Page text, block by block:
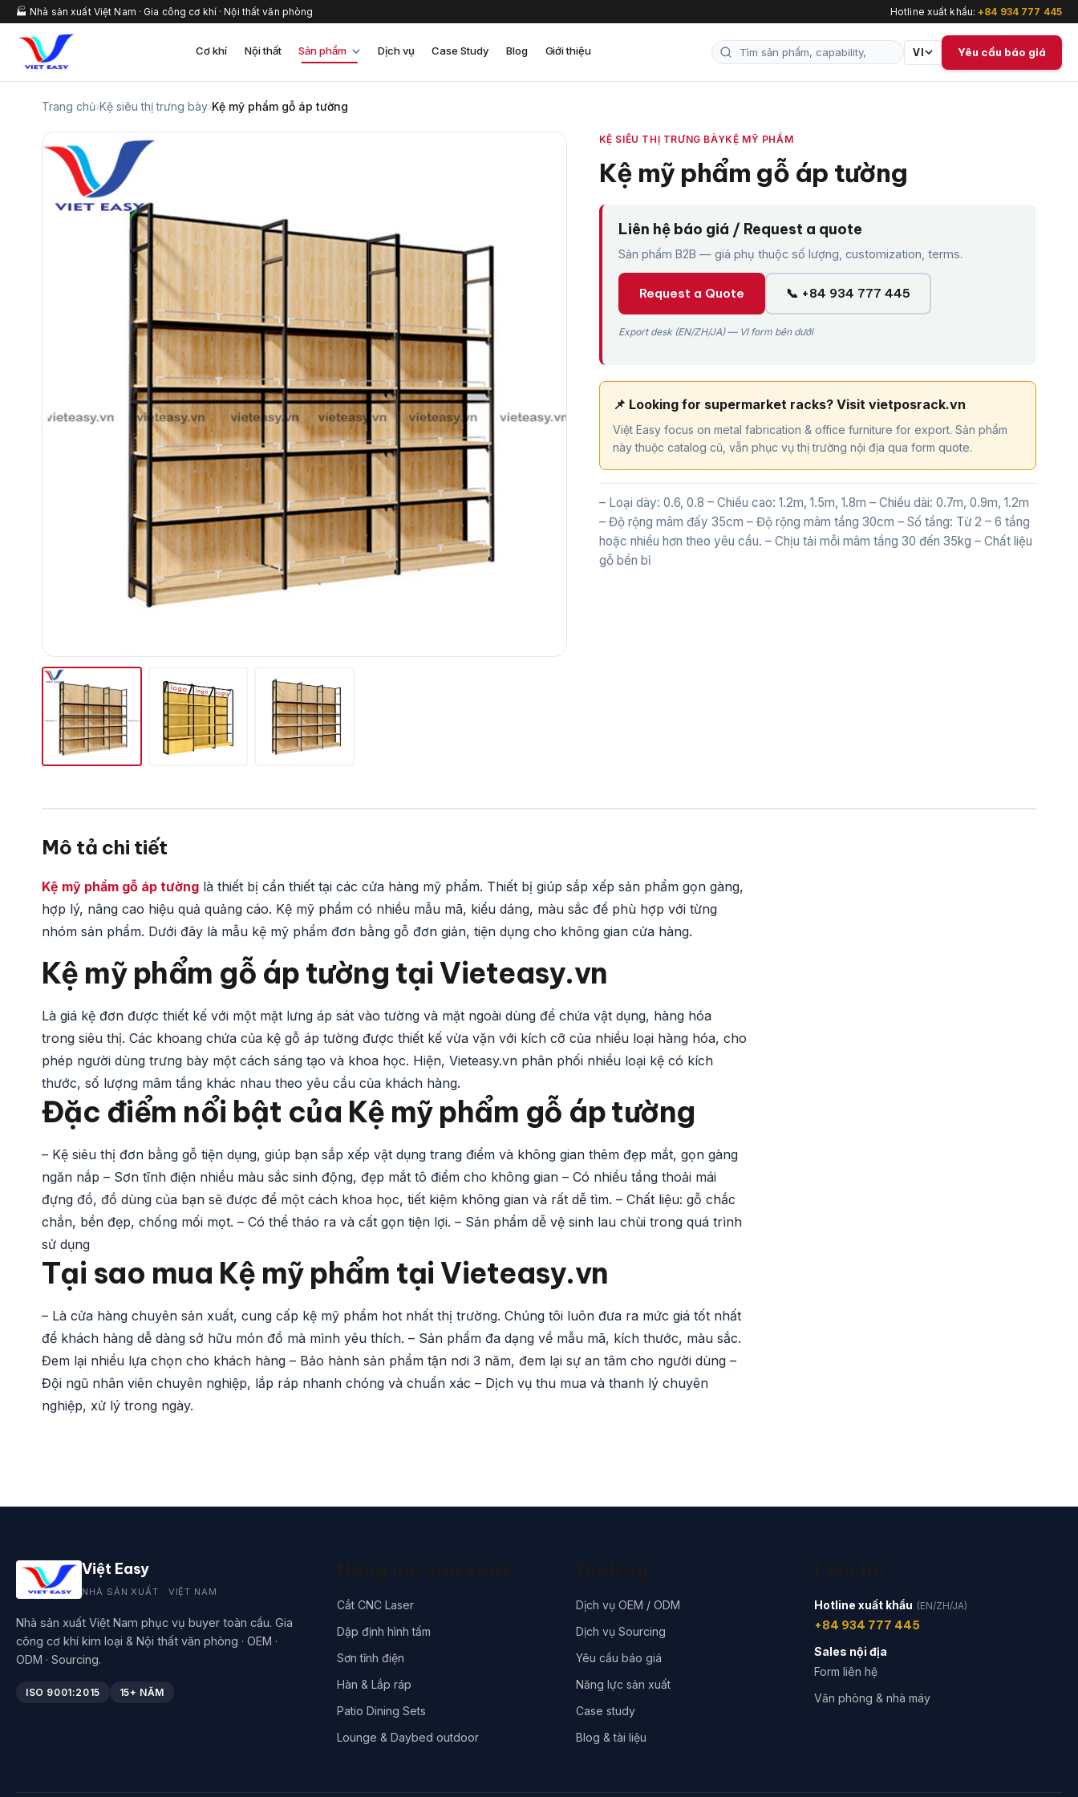
🏭 Nhà sản xuất Việt Nam · Gia công cơ khí · Nội thất văn phòng Hotline xuất khẩu:+84 934 777 445
Cơ khí Nội thất Sản phẩm Dịch vụ Case Study Blog Giới thiệu VI Yêu cầu báo giá
Trang chủ›Kệ siêu thị trưng bày›Kệ mỹ phẩm gỗ áp tường
KỆ SIÊU THỊ TRƯNG BÀYKỆ MỸ PHẨM
Kệ mỹ phẩm gỗ áp tường
Liên hệ báo giá / Request a quote
Sản phẩm B2B — giá phụ thuộc số lượng, customization, terms.
Request a Quote 📞 +84 934 777 445
Export desk (EN/ZH/JA) — VI form bên dưới
📌 Looking for supermarket racks? Visit vietposrack.vn
Việt Easy focus on metal fabrication & office furniture for export. Sản phẩm
này thuộc catalog cũ, vẫn phục vụ thị trường nội địa qua form quote.
– Loại dày: 0.6, 0.8 – Chiều cao: 1.2m, 1.5m, 1.8m – Chiều dài: 0.7m, 0.9m, 1.2m
– Độ rộng mâm đấy 35cm – Độ rộng mâm tầng 30cm – Số tầng: Từ 2 – 6 tầng
hoặc nhiều hơn theo yêu cầu. – Chịu tải mỗi mâm tầng 30 đến 35kg – Chất liệu
gỗ bền bỉ
Mô tả chi tiết
Kệ mỹ phẩm gỗ áp tường là thiết bị cần thiết tại các cửa hàng mỹ phẩm. Thiết bị giúp sắp xếp sản phẩm gọn gàng,
hợp lý, nâng cao hiệu quả quảng cáo. Kệ mỹ phẩm có nhiều mẫu mã, kiểu dáng, màu sắc để phù hợp với từng
nhóm sản phẩm. Dưới đây là mẫu kệ mỹ phẩm đơn bằng gỗ đơn giản, tiện dụng cho không gian cửa hàng.
Kệ mỹ phẩm gỗ áp tường tại Vieteasy.vn
Là giá kệ đơn được thiết kế với một mặt lưng áp sát vào tường và mặt ngoài dùng để chứa vật dụng, hàng hóa
trong siêu thị. Các khoang chứa của kệ gỗ áp tường được thiết kế vừa vặn với kích cỡ của nhiều loại hàng hóa, cho
phép người dùng trưng bày một cách sáng tạo và khoa học. Hiện, Vieteasy.vn phân phối nhiều loại kệ có kích
thước, số lượng mâm tầng khác nhau theo yêu cầu của khách hàng.
Đặc điểm nổi bật của Kệ mỹ phẩm gỗ áp tường
– Kệ siêu thị đơn bằng gỗ tiện dụng, giúp bạn sắp xếp vật dụng trang điểm và không gian thêm đẹp mắt, gọn gàng
ngăn nắp – Sơn tĩnh điện nhiều màu sắc sinh động, đẹp mắt tô điểm cho không gian – Có nhiều tầng thoải mái
đựng đồ, đồ dùng của bạn sẽ được để một cách khoa học, tiết kiệm không gian và rất dễ tìm. – Chất liệu: gỗ chắc
chắn, bền đẹp, chống mối mọt. – Có thể tháo ra và cất gọn tiện lợi. – Sản phẩm dễ vệ sinh lau chùi trong quá trình
sử dụng
Tại sao mua Kệ mỹ phẩm tại Vieteasy.vn
– Là cửa hàng chuyên sản xuất, cung cấp kệ mỹ phẩm hot nhất thị trường. Chúng tôi luôn đưa ra mức giá tốt nhất
để khách hàng dễ dàng sở hữu món đồ mà mình yêu thích. – Sản phẩm đa dạng về mẫu mã, kích thước, màu sắc.
Đem lại nhiều lựa chọn cho khách hàng – Bảo hành sản phẩm tận nơi 3 năm, đem lại sự an tâm cho người dùng –
Đội ngũ nhân viên chuyên nghiệp, lắp ráp nhanh chóng và chuẩn xác – Dịch vụ thu mua và thanh lý chuyên
nghiệp, xử lý trong ngày.
Việt Easy
NHÀ SẢN XUẤT · VIỆT NAM
Nhà sản xuất Việt Nam phục vụ buyer toàn cầu. Gia
công cơ khí kim loại & Nội thất văn phòng · OEM ·
ODM · Sourcing.
ISO 9001:2015 15+ NĂM
Cắt CNC Laser
Dập định hình tấm
Sơn tĩnh điện
Hàn & Lắp ráp
Patio Dining Sets
Lounge & Daybed outdoor
Dịch vụ OEM / ODM
Dịch vụ Sourcing
Yêu cầu báo giá
Năng lực sản xuất
Case study
Blog & tài liệu
Hotline xuất khẩu (EN/ZH/JA)
+84 934 777 445
Sales nội địa
Form liên hệ
Văn phòng & nhà máy